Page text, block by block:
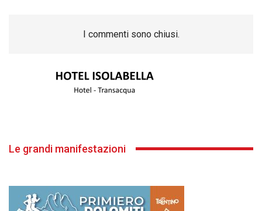
I commenti sono chiusi.
Le grandi manifestazioni